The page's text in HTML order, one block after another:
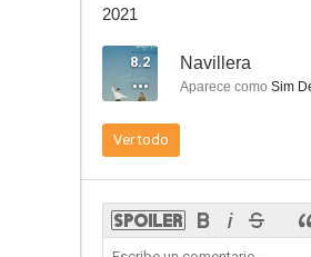
2021
8.2 Navillera
Aparece como Sim
Ver todo